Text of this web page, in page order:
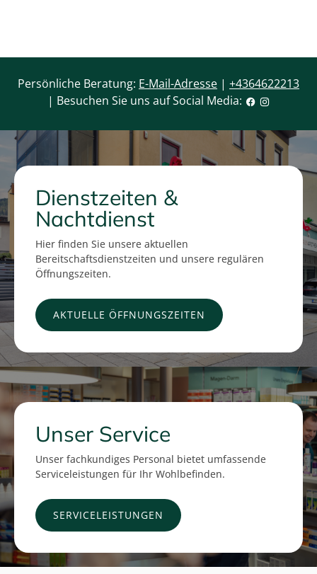
Persönliche Beratung: E-Mail-Adresse | +4364622213
| Besuchen Sie uns auf Social Media:
Dienstzeiten &
Nachtdienst
Hier finden Sie unsere aktuellen
Bereitschaftsdienstzeiten und unsere regulären
Öffnungszeiten.
AKTUELLE ÖFFNUNGSZEITEN
Unser Service
Unser fachkundiges Personal bietet umfassende
Serviceleistungen für Ihr Wohlbefinden.
SERVICELEISTUNGEN